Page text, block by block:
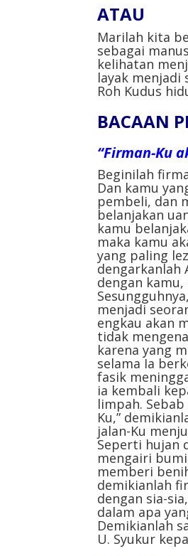
ATAU⁣
Marilah kita
sebagai
kelihatan
layak menjadi
Roh Kudus
BACAAN
“Firman-Ku
Beginilah
Dan kamu
pembeli, dan
belanjakan
kamu
maka kamu
yang paling
dengarkanlah
dengan
menjadi
engkau akan
tidak
karena yang
selama Ia
fasik
ia kembali
limpah.
Ku,”
jalan-Ku
Seperti hujan
mengairi
memberi
demikianlah
dengan sia-
dalam apa
Demikianlah
U. Syukur